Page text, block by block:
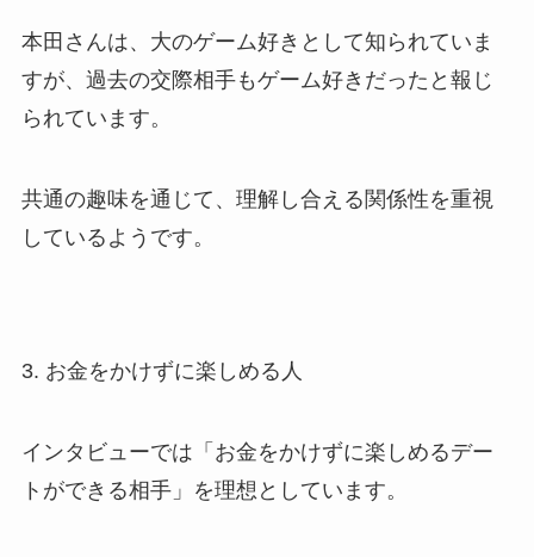
本田さんは、大のゲーム好きとして知られていま
すが、過去の交際相手もゲーム好きだったと報じ
られています。
共通の趣味を通じて、理解し合える関係性を重視
しているようです。
3. お金をかけずに楽しめる人
インタビューでは「お金をかけずに楽しめるデー
トができる相手」を理想としています。